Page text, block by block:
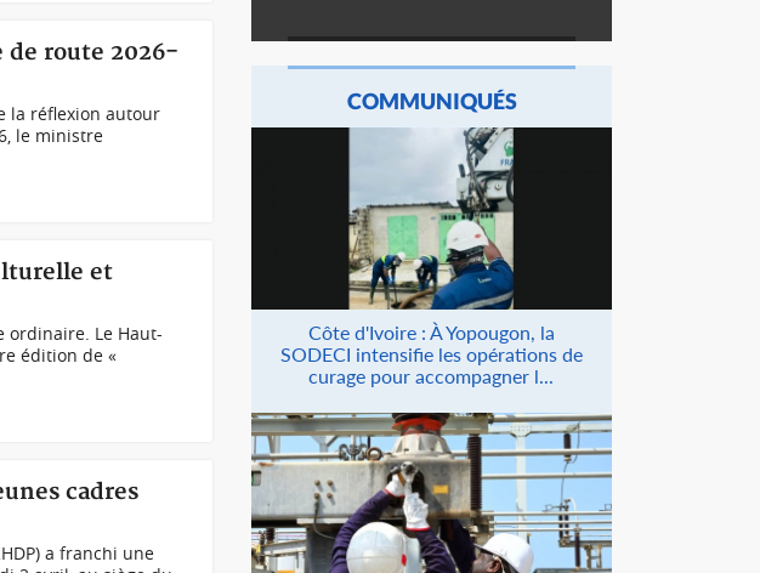
de route 2026-
la réflexion autour
le ministre
et
ordinaire. Le Haut-
édition de «
cadres
a franchi une
COMMUNIQUÉS
Côte d'Ivoire : À Yopougon, la
SODECI intensifie les opérations de
curage pour accompagner l...